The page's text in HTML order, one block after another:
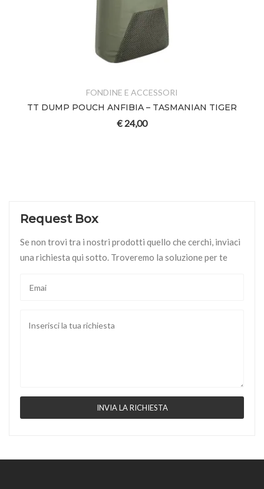
FONDINE E ACCESSORI
TT DUMP POUCH ANFIBIA – TASMANIAN TIGER
€ 24,00
Request Box
Se non trovi tra i nostri prodotti quello che cerchi, inviaci
una richiesta qui sotto. Troveremo la soluzione per te